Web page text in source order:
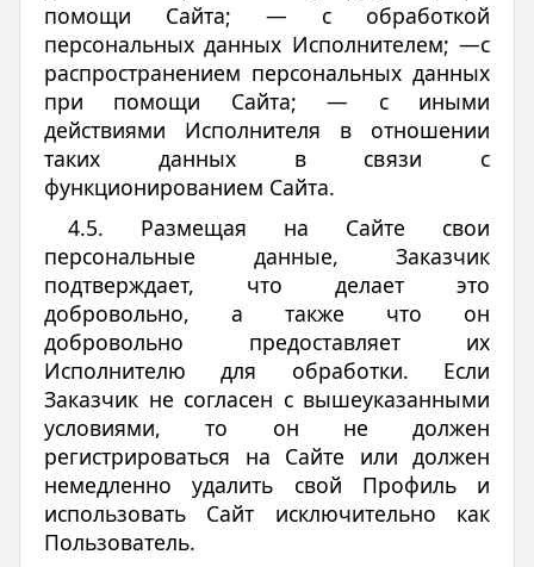
помощи Сайта; — с обработкой
персональных данных Исполнителем; —с
распространением персональных данных
при помощи Сайта; — с иными
действиями Исполнителя в отношении
таких данных в связи с
функционированием Сайта.
4.5. Размещая на Сайте свои
персональные данные, Заказчик
подтверждает, что делает это
добровольно, а также что он
добровольно предоставляет их
Исполнителю для обработки. Если
Заказчик не согласен с вышеуказанными
условиями, то он не должен
регистрироваться на Сайте или должен
немедленно удалить свой Профиль и
использовать Сайт исключительно как
Пользователь.